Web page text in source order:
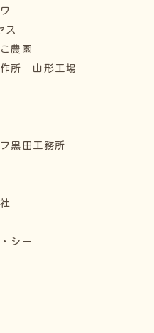
ス
農園
作所 山形工場
黒田工務所
シー